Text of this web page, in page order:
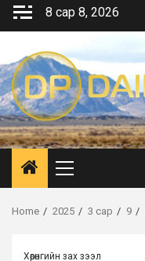
Skip
8 сар 8, 2026
Primary
Menu
Home 2025 3 сар 9
Хөрөнгийн зах зээл